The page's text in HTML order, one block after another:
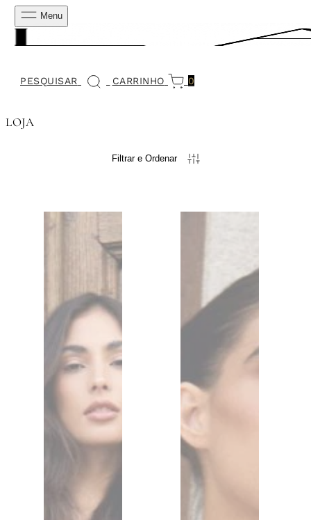
Menu
PESQUISAR CARRINHO 0
LOJA
Filtrar e Ordenar